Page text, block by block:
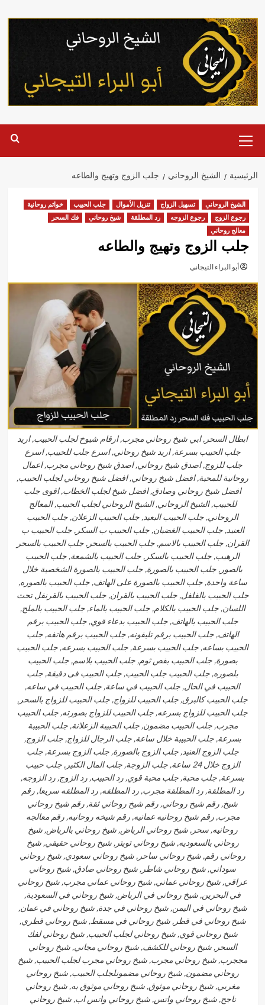
إلى
المحتوى
الرئيسية
الرئيسية الشيخ الروحاني جلب الزوج وتهيج والطاعه
الشيخ الروحاني تسهيل الزواج تنزيل الأموال جلب الحبيب
خواتم روحانية
رجوع الزوج
رجوع الزوجه رد المطلقة شيخ روحاني
فك السحر
معالج روحاني
جلب الزوج وتهيج والطاعه
أبو البراء التيجاني
ابطال السحر, ابي شيخ روحاني مجرب, ارقام شيوخ لجلب الحبيب, اريد
جلب الحبيب بسرعة, اريد شيخ روحاني, اسرع جلب للحبيب, اسرع
جلب للزوج, اصدق شيخ روحاني, اصدق شيخ روحاني مجرب, اعمال
روحانية للمحبة, افضل شيخ روحاني, افضل شيخ روحاني لجلب الحبيب,
افضل شيخ روحاني وصادق, افضل شيخ لجلب الخطاب, اقوى جلب
للحبيب, الشيخ الروحاني, الشيخ الروحاني لجلب الحبيب, المعالج
الروحاني, جلب الحبيب البعيد, جلب الحبيب الزعلان, جلب الحبيب
العنيد, جلب الحبيب الغضبان, جلب الحبيب ب السكر, جلب الحبيب ب
القران, جلب الحبيب بالاسم, جلب الحبيب بالسحر, جلب الحبيب بالسحر
الرهيب, جلب الحبيب بالسكر, جلب الحبيب بالشمعة, جلب الحبيب
بالصور, جلب الحبيب بالصورة, جلب الحبيب بالصورة الشخصية خلال
ساعة واحدة, جلب الحبيب بالصورة على الهاتف, جلب الحبيب بالصوره,
جلب الحبيب بالفلفل, جلب الحبيب بالقران, جلب الحبيب بالقرنفل تحت
اللسان, جلب الحبيب بالكلام, جلب الحبيب بالماء, جلب الحبيب بالملح,
جلب الحبيب بالهاتف, جلب الحبيب بدعاء قوي, جلب الحبيب برقم
الهاتف, جلب الحبيب برقم تليفونه, جلب الحبيب برقم هاتفه, جلب
الحبيب بساعه, جلب الحبيب بسرعة, جلب الحبيب بسرعه, جلب الحبيب
بصورة, جلب الحبيب بفص ثوم, جلب الحبيب بلاسم, جلب الحبيب
بلصوره, جلب الحبيب جلب الحبيب, جلب الحبيب فى دقيقة, جلب
الحبيب في الحال, جلب الحبيب في ساعة, جلب الحبيب في ساعه,
جلب الحبيب كالبرق, جلب الحبيب للزواج, جلب الحبيب للزواج بالسحر,
جلب الحبيب للزواج بسرعه, جلب الحبيب للزواج بصورته, جلب الحبيب
مجرب, جلب الحبيب مضمون, جلب الحبيبة الزعلانة, جلب الحبيبة
بسرعة, جلب الحبيبة خلال ساعة, جلب الرجال للزواج, جلب الزوج,
جلب الزوج العنيد, جلب الزوج بالصورة, جلب الزوج بسرعة, جلب
الزوج خلال 24 ساعة, جلب الزوجة, جلب المال الكثير, جلب حبيب
بسرعة, جلب محبة, جلب محبة قوي, رد الحبيب, رد الزوج, رد الزوجه,
رد المطلقة, رد المطلقة مجرب, رد المطلقه, رد المطلقه سريعا, رقم
شيخ, رقم شيخ روحاني, رقم شيخ روحاني ثقة, رقم شيخ روحاني
مجرب, رقم شيخ روحانيه عمانيه, رقم شيخه روحانيه, رقم معالجه
روحانيه, سحر, شيخ روحاني الرياض, شيخ روحاني بالرياض, شيخ
روحاني بالسعوديه, شيخ روحاني تويتر, شيخ روحاني حقيقي, شيخ
روحاني رقم, شيخ روحاني ساحر, شيخ روحاني سعودي, شيخ روحاني
سوداني, شيخ روحاني شاطر, شيخ روحاني صادق, شيخ روحاني
عراقي, شيخ روحاني عماني, شيخ روحاني عماني مجرب, شيخ روحاني
في البحرين, شيخ روحاني في الرياض, شيخ روحاني في السعودية,
شيخ روحاني في اليمن, شيخ روحاني في جدة, شيخ روحاني في عمان,
شيخ روحاني في قطر, شيخ روحاني في مسقط, شيخ روحاني قطري,
شيخ روحاني قوي, شيخ روحاني لجلب الحبيب, شيخ روحاني لفك
السحر, شيخ روحاني للكشف, شيخ روحاني مجاني, شيخ روحاني
مججرب, شيخ روحاني مجرب, شيخ روحاني مجرب لجلب الحبيب, شيخ
روحاني مضمون, شيخ روحاني مضمونلجلب الحبيب, شيخ روحاني
مغربي, شيخ روحاني موثوق, شيخ روحاني موثوق به, شيخ روحاني
ناجح, شيخ روحاني واتس, شيخ روحاني واتس اب, شيخ روحاني